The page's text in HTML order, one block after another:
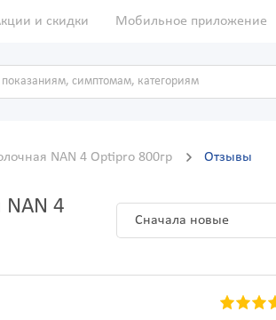
и скидки Мобильное приложение
NAN 4 Optipro 800гр Отзывы
4
Сначала новые